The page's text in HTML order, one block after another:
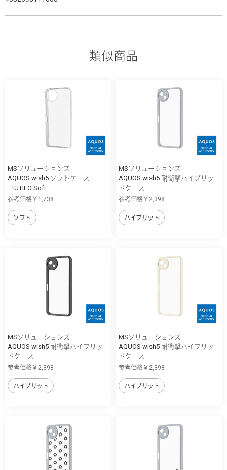
類似商品
MSソリューションズ
AQUOS wish5 ソフトケース
「UTILO Soft...
参考価格￥1,738
ソフト
MSソリューションズ
AQUOS wish5 耐衝撃ハイブリッ
ドケース ...
参考価格￥2,398
ハイブリット
MSソリューションズ
AQUOS wish5 耐衝撃ハイブリッ
ドケース ...
参考価格￥2,398
ハイブリット
MSソリューションズ
AQUOS wish5 耐衝撃ハイブリッ
ドケース ...
参考価格￥2,398
ハイブリット